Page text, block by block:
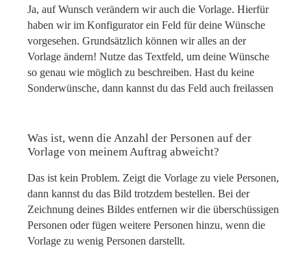
Ja, auf Wunsch verändern wir auch die Vorlage. Hierfür
haben wir im Konfigurator ein Feld für deine Wünsche
vorgesehen. Grundsätzlich können wir alles an der
Vorlage ändern! Nutze das Textfeld, um deine Wünsche
so genau wie möglich zu beschreiben. Hast du keine
Sonderwünsche, dann kannst du das Feld auch freilassen
Was ist, wenn die Anzahl der Personen auf der
Vorlage von meinem Auftrag abweicht?
Das ist kein Problem. Zeigt die Vorlage zu viele Personen,
dann kannst du das Bild trotzdem bestellen. Bei der
Zeichnung deines Bildes entfernen wir die überschüssigen
Personen oder fügen weitere Personen hinzu, wenn die
Vorlage zu wenig Personen darstellt.